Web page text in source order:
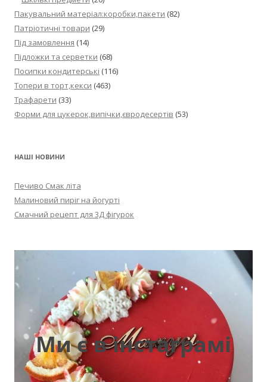
Пакувальний матеріал:коробки,пакети (82)
Патріотичні товари (29)
Під замовлення (14)
Підложки та серветки (68)
Посипки кондитерські (116)
Топери в торт,кекси (463)
Трафарети (33)
Форми для цукерок,випічки,євродесертів (53)
НАШІ НОВИНИ
Печиво Смак літа
Малиновий пиріг на йогурті
Смачний рецепт для 3Д фігурок
Ми є в інстаграмі